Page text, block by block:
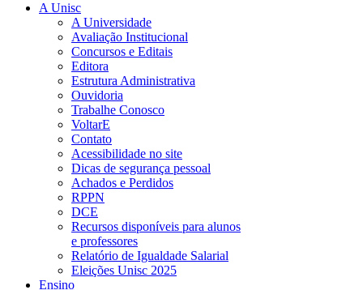
A Unisc
A Universidade
Avaliação Institucional
Concursos e Editais
Editora
Estrutura Administrativa
Ouvidoria
Trabalhe Conosco
VoltarE
Contato
Acessibilidade no site
Dicas de segurança pessoal
Achados e Perdidos
RPPN
DCE
Recursos disponíveis para alunos
e professores
Relatório de Igualdade Salarial
Eleições Unisc 2025
Ensino